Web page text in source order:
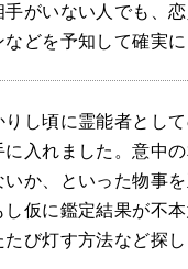
がいない人でも、
どを予知して確実
し頃に霊能者とし
入れました。意中
か、といった物事
仮に鑑定結果が不
び灯す方法など探し